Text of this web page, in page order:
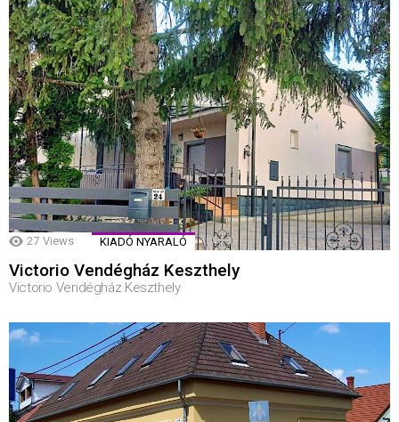
27 Views KIADÓ NYARALÓ
Victorio Vendégház Keszthely
Victorio Vendégház Keszthely